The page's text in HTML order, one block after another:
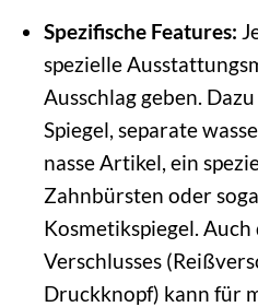
Spezifische Features:
spezielle
Ausschlag geben.
Spiegel, separate
nasse Artikel, ein
Zahnbürsten oder
Kosmetikspiegel.
Verschlusses
Druckknopf) kann für